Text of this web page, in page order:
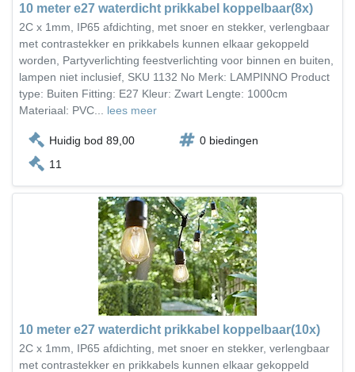
10 meter e27 waterdicht prikkabel koppelbaar(8x)
2C x 1mm, IP65 afdichting, met snoer en stekker, verlengbaar
met contrastekker en prikkabels kunnen elkaar gekoppeld
worden, Partyverlichting feestverlichting voor binnen en buiten,
lampen niet inclusief, SKU 1132 No Merk: LAMPINNO Product
type: Buiten Fitting: E27 Kleur: Zwart Lengte: 1000cm
Materiaal: PVC... lees meer
Huidig bod 89,00
0 biedingen
11
10 meter e27 waterdicht prikkabel koppelbaar(10x)
2C x 1mm, IP65 afdichting, met snoer en stekker, verlengbaar
met contrastekker en prikkabels kunnen elkaar gekoppeld